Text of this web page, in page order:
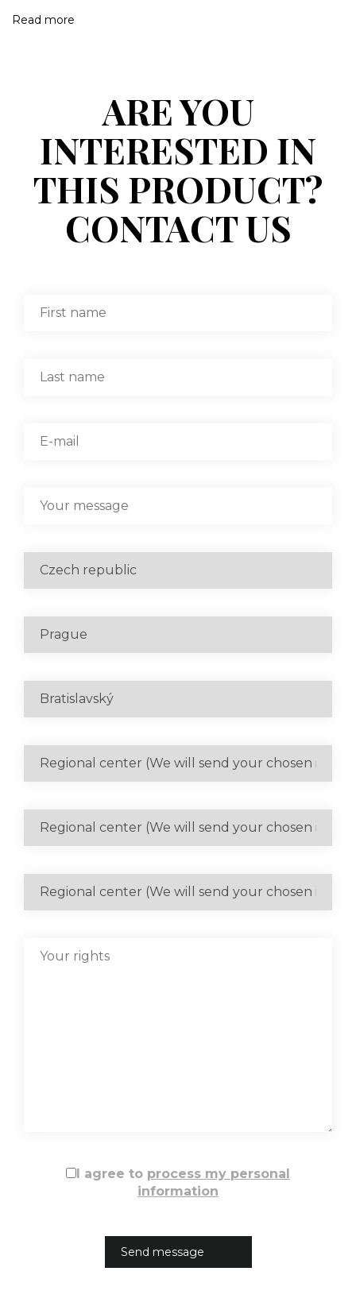
Read more
ARE YOU
INTERESTED IN
THIS PRODUCT?
CONTACT US
I agree to process my personal
information